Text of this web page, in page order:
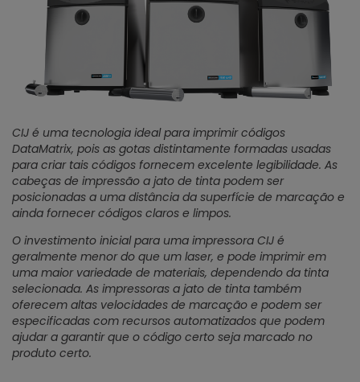
CIJ é uma tecnologia ideal para imprimir códigos
DataMatrix, pois as gotas distintamente formadas usadas
para criar tais códigos fornecem excelente legibilidade. As
cabeças de impressão a jato de tinta podem ser
posicionadas a uma distância da superfície de marcação e
ainda fornecer códigos claros e limpos.
O investimento inicial para uma impressora CIJ é
geralmente menor do que um laser, e pode imprimir em
uma maior variedade de materiais, dependendo da tinta
selecionada. As impressoras a jato de tinta também
oferecem altas velocidades de marcação e podem ser
especificadas com recursos automatizados que podem
ajudar a garantir que o código certo seja marcado no
produto certo.